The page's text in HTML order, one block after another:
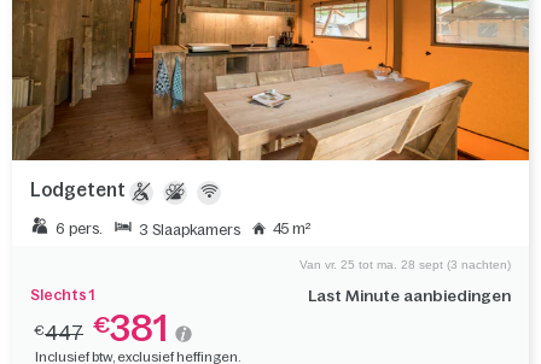
Lodgetent
6 pers. 3 Slaapkamers 45 m²
Slechts 1 Last Minute aanbiedingen
Van vr. 25 tot ma. 28 sept (3 nachten)
€447 €381
Inclusief btw, exclusief heffingen.